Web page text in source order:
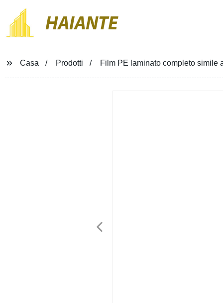
HAIANTE
Casa Prodotti Film PE laminato completo simile